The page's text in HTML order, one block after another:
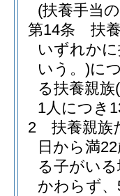
(扶養手当
第14条
扶
いずれか
いう。)に
る扶養親族
1人につき
2
扶養親族
日から満
る子がい
かわらず